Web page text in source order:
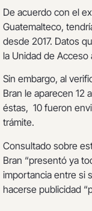
De acuerdo con el
Guatemalteco,
desde 2017. Datos
la Unidad de Acceso
Sin embargo, al
Bran le aparecen 12
éstas, 10 fueron
trámite.
Consultado sobre
Bran “presentó ya
importancia entre si
hacerse publicidad